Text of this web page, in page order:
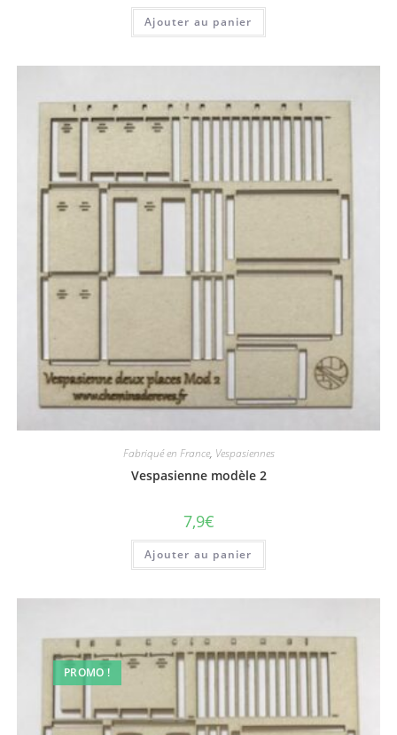
Ajouter au panier
Fabriqué en France, Vespasiennes
Vespasienne modèle 2
7,9€
Ajouter au panier
PROMO !